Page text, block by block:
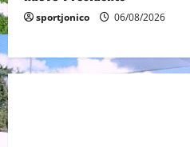
sportjonico 06/08/2026